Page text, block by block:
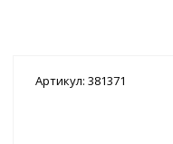
Артикул: 381371